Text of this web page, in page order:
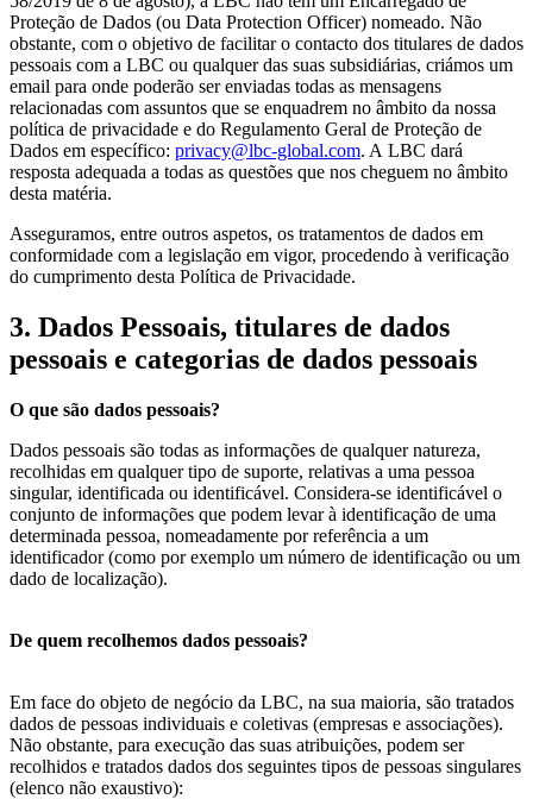
Proteção de Dados (ou Data Protection Officer) nomeado. Não
obstante, com o objetivo de facilitar o contacto dos titulares de dados
pessoais com a LBC ou qualquer das suas subsidiárias, criámos um
email para onde poderão ser enviadas todas as mensagens
relacionadas com assuntos que se enquadrem no âmbito da nossa
política de privacidade e do Regulamento Geral de Proteção de
Dados em específico: privacy@lbc-global.com. A LBC dará
resposta adequada a todas as questões que nos cheguem no âmbito
desta matéria.
Asseguramos, entre outros aspetos, os tratamentos de dados em
conformidade com a legislação em vigor, procedendo à verificação
do cumprimento desta Política de Privacidade.
3. Dados Pessoais, titulares de dados
pessoais e categorias de dados pessoais
O que são dados pessoais?
Dados pessoais são todas as informações de qualquer natureza,
recolhidas em qualquer tipo de suporte, relativas a uma pessoa
singular, identificada ou identificável. Considera-se identificável o
conjunto de informações que podem levar à identificação de uma
determinada pessoa, nomeadamente por referência a um
identificador (como por exemplo um número de identificação ou um
dado de localização).
De quem recolhemos dados pessoais?
Em face do objeto de negócio da LBC, na sua maioria, são tratados
dados de pessoas individuais e coletivas (empresas e associações).
Não obstante, para execução das suas atribuições, podem ser
recolhidos e tratados dados dos seguintes tipos de pessoas singulares
(elenco não exaustivo):